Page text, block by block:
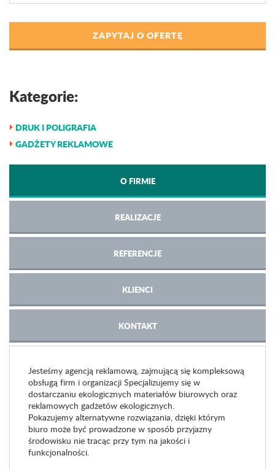
ZAPYTAJ O OFERTĘ
Kategorie:
DRUK I POLIGRAFIA
GADŻETY REKLAMOWE
O FIRMIE
REALIZACJE
REFERENCJE
KLIENCI
KONTAKT
Jesteśmy agencją reklamową, zajmującą się kompleksową
obsługą firm i organizacji Specjalizujemy się w
dostarczaniu ekologicznych materiałów biurowych oraz
reklamowych gadżetów ekologicznych.
Pokazujemy alternatywne rozwiązania, dzięki którym
biuro może być prowadzone w sposób przyjazny
środowisku nie tracąc przy tym na jakości i
funkcjonalności.